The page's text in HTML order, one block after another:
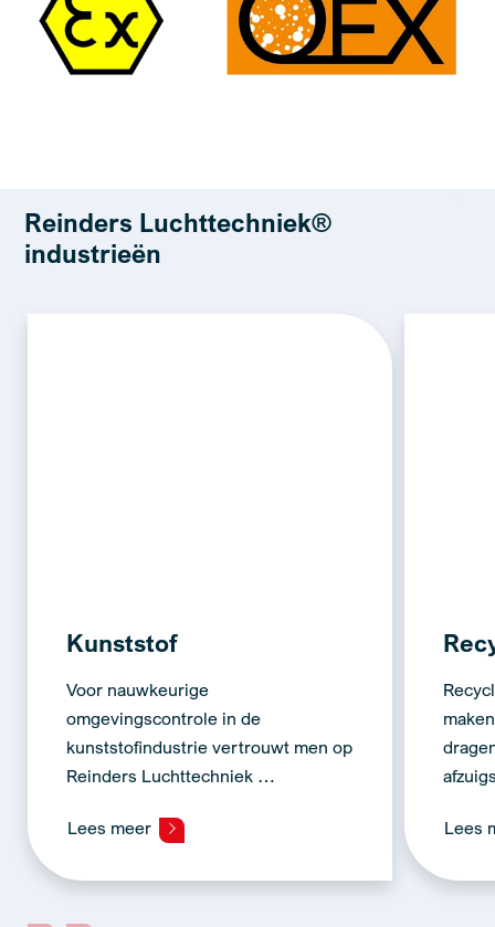
Reinders Luchttechniek®
industrieën
Kunststof
Voor nauwkeurige
omgevingscontrole in de
kunststofindustrie vertrouwt men op
Reinders Luchttechniek …
Lees meer Lees